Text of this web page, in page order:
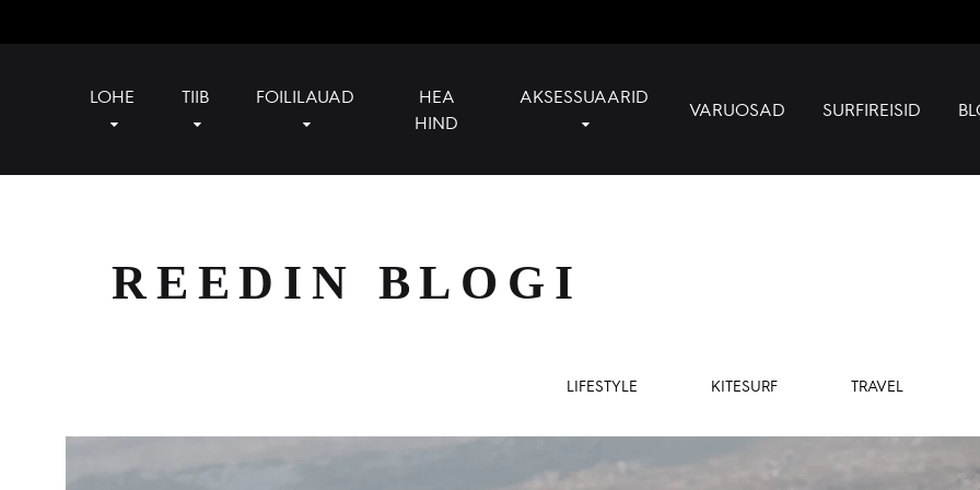
Baltics
reseller
Baltics
LOHE TIIB FOILILAUAD
HEA
HIND
AKSESSUAARID
VARUOSAD SURFIREISID
REEDIN BLOGI
LIFESTYLE KITESURF TRAVEL